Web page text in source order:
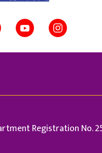
Registration No.